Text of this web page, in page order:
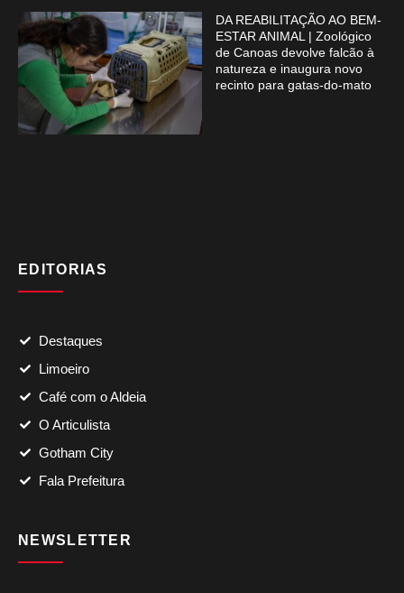
DA REABILITAÇÃO AO BEM-
ESTAR ANIMAL | Zoológico
de Canoas devolve falcão à
natureza e inaugura novo
recinto para gatas-do-mato
EDITORIAS
Destaques
Limoeiro
Café com o Aldeia
O Articulista
Gotham City
Fala Prefeitura
NEWSLETTER